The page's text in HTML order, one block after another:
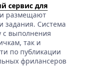
сервис для
размещают
задания. Система
с выполнения
так и
по публикации
фрилансеров